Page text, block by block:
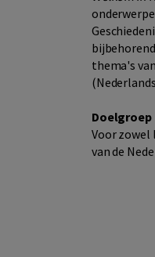
thema's
Doelgroep
Voor zowel
van de